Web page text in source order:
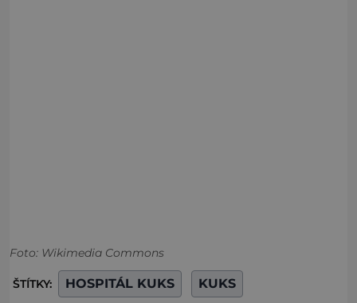
Foto: Wikimedia Commons
ŠTÍTKY: HOSPITÁL KUKS KUKS